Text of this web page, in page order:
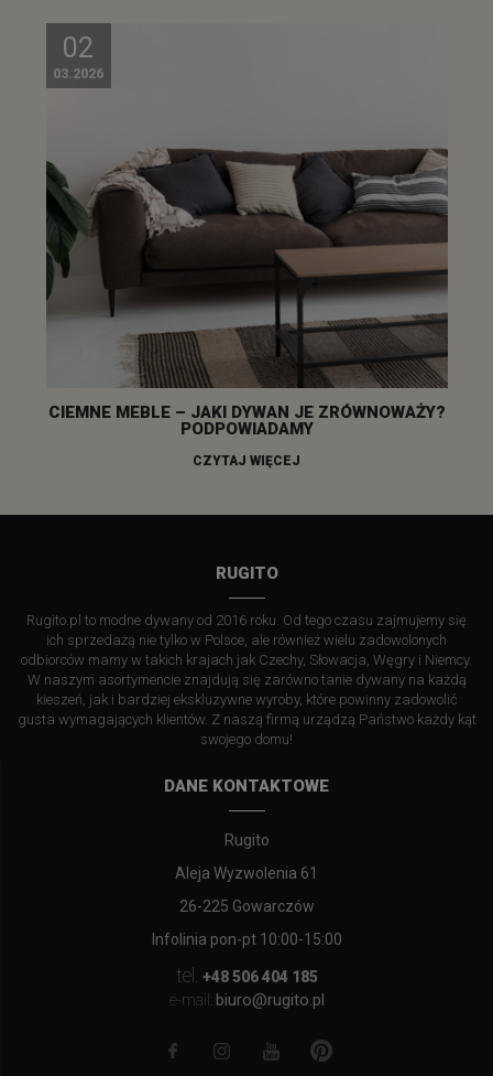
02
03.2026
CIEMNE MEBLE – JAKI DYWAN JE ZRÓWNOWAŻY?
PODPOWIADAMY
CZYTAJ WIĘCEJ
RUGITO
Rugito.pl to modne dywany od 2016 roku. Od tego czasu zajmujemy się
ich sprzedażą nie tylko w Polsce, ale również wielu zadowolonych
odbiorców mamy w takich krajach jak Czechy, Słowacja, Węgry i Niemcy.
W naszym asortymencie znajdują się zarówno tanie dywany na każdą
kieszeń, jak i bardziej ekskluzywne wyroby, które powinny zadowolić
gusta wymagających klientów. Z naszą firmą urządzą Państwo każdy kąt
swojego domu!
DANE KONTAKTOWE
Rugito
Aleja Wyzwolenia 61
26-225 Gowarczów
Infolinia pon-pt 10:00-15:00
tel.
+48 506 404 185
e-mail: biuro@rugito.pl